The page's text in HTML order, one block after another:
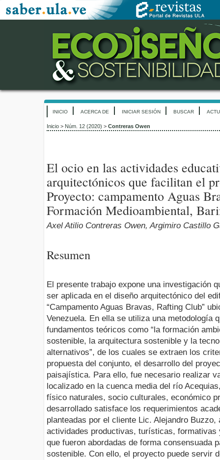
INICIO ACERCA DE INICIAR SESIÓN BUSCAR
Inicio > Núm. 12 (2020) > Contreras Owen
El ocio en las actividades
arquitectónicos que facilitan el
Proyecto: campamento Aguas
Formación Medioambiental,
Axel Atilio Contreras Owen, Argimiro Castillo
Resumen
El presente trabajo expone una investigación
ser aplicada en el diseño arquitectónico del
“Campamento Aguas Bravas, Rafting Club”
Venezuela. En ella se utiliza una metodología
fundamentos teóricos como “la formación
sostenible, la arquitectura sostenible y la
alternativos”, de los cuales se extraen los
propuesta del conjunto, el desarrollo del
paisajística. Para ello, fue necesario realizar
localizado en la cuenca media del río
físico naturales, socio culturales, económico
desarrollado satisface los requerimientos
planteadas por el cliente Lic. Alejandro
actividades productivas, turísticas, formativas
que fueron abordadas de forma consensuada
sostenible. Con ello, el proyecto puede servir